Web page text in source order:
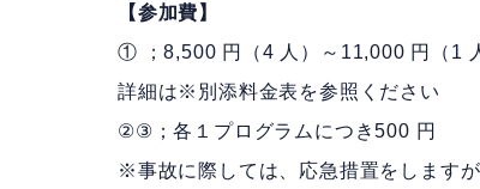
【参加費】
① ；8,500 円（4 人）～11,000 円（1
詳細は※別添料金表を参照ください
②③；各１プログラムにつき500 円
※事故に際しては、応急措置をします